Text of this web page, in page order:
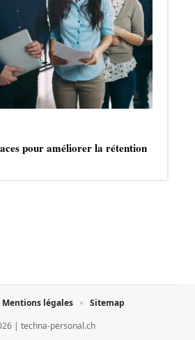
pour améliorer la rétention
| techna-personal.ch
Mentions légales Sitemap